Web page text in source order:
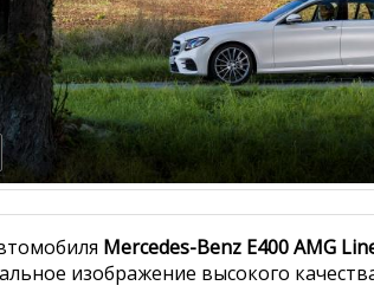
Mercedes-Benz E400 AMG
изображение высокого